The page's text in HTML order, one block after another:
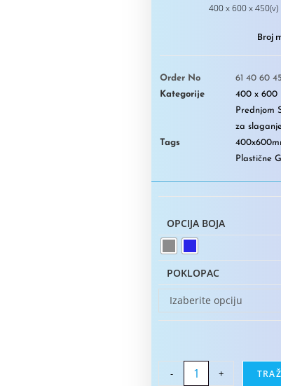
400 x 600 x
Broj
Order No
61 40 60
Kategorije
400 x 600
Prednjom
za
Tags
Plastične
OPCIJA BOJA
POKLOPAC
Izaberite opciju
- +